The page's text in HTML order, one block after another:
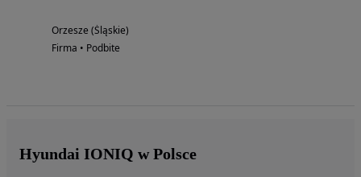
Orzesze (Śląskie)
Firma • Podbite
Hyundai IONIQ w Polsce